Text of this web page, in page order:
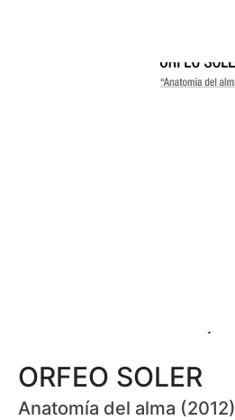
ORFEO SOLER
Anatomía del alma (2012)